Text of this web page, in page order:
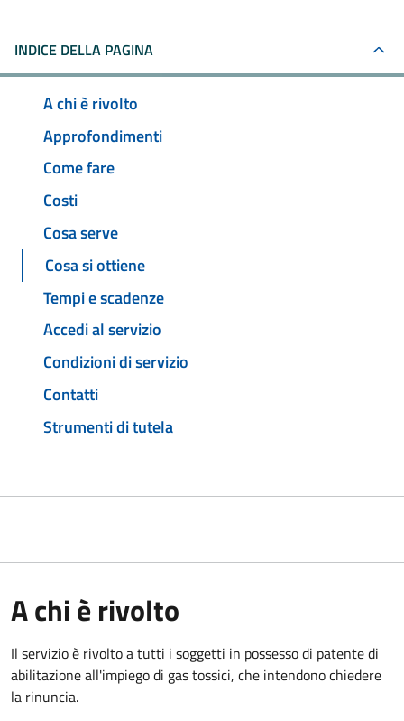
INDICE DELLA PAGINA
A chi è rivolto
Approfondimenti
Come fare
Costi
Cosa serve
Cosa si ottiene
Tempi e scadenze
Accedi al servizio
Condizioni di servizio
Contatti
Strumenti di tutela
A chi è rivolto
Il servizio è rivolto a tutti i soggetti in possesso di patente di
abilitazione all'impiego di gas tossici, che intendono chiedere
la rinuncia.